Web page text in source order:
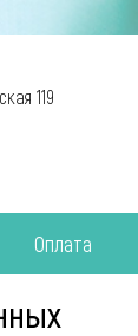
119
Оплата